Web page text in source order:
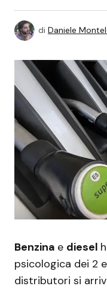
di Daniele
Benzina e diesel
psicologica dei 2
distributori si